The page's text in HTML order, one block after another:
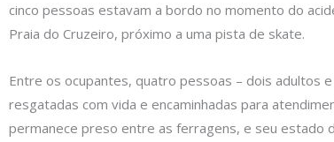
cinco pessoas estavam a bordo no momento do
Praia do Cruzeiro, próximo a uma pista de skate.
Entre os ocupantes, quatro pessoas – dois adultos
resgatadas com vida e encaminhadas para
permanece preso entre as ferragens, e seu estado